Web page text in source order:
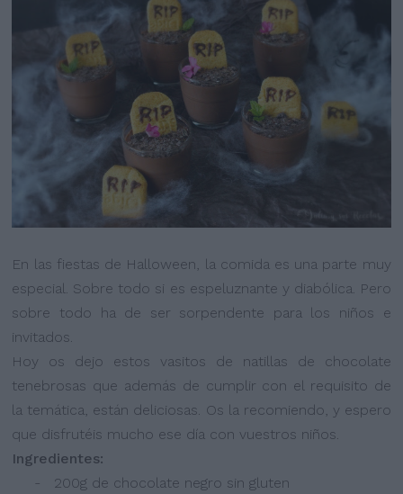
En las fiestas de Halloween, la comida es una parte muy
especial. Sobre todo si es espeluznante y diabólica. Pero
sobre todo ha de ser sorpendente para los niños e
invitados.
Hoy os dejo estos vasitos de natillas de chocolate
tenebrosas que además de cumplir con el requisito de
la temática, están deliciosas. Os la recomiendo, y espero
que disfrutéis mucho ese día con vuestros niños.
Ingredientes:
- 200g de chocolate negro sin gluten